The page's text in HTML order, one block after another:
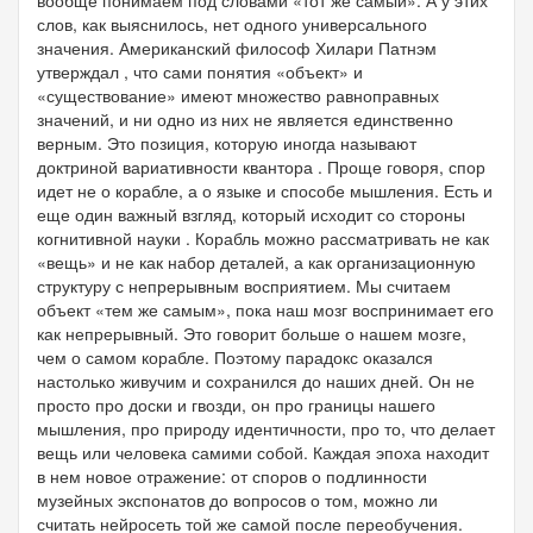
слов, как выяснилось, нет одного универсального
значения. Американский философ Хилари Патнэм
утверждал , что сами понятия «объект» и
«существование» имеют множество равноправных
значений, и ни одно из них не является единственно
верным. Это позиция, которую иногда называют
доктриной вариативности квантора . Проще говоря, спор
идет не о корабле, а о языке и способе мышления. Есть и
еще один важный взгляд, который исходит со стороны
когнитивной науки . Корабль можно рассматривать не как
«вещь» и не как набор деталей, а как организационную
структуру с непрерывным восприятием. Мы считаем
объект «тем же самым», пока наш мозг воспринимает его
как непрерывный. Это говорит больше о нашем мозге,
чем о самом корабле. Поэтому парадокс оказался
настолько живучим и сохранился до наших дней. Он не
просто про доски и гвозди, он про границы нашего
мышления, про природу идентичности, про то, что делает
вещь или человека самими собой. Каждая эпоха находит
в нем новое отражение: от споров о подлинности
музейных экспонатов до вопросов о том, можно ли
считать нейросеть той же самой после переобучения.